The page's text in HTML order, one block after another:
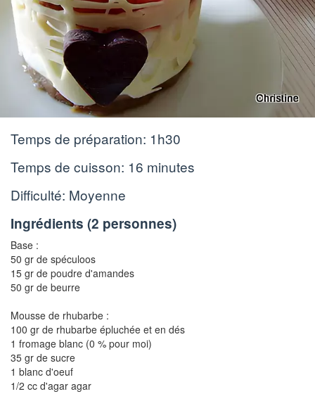
Temps de préparation: 1h30
Temps de cuisson: 16 minutes
Difficulté: Moyenne
Ingrédients (2 personnes)
Base :
50 gr de spéculoos
15 gr de poudre d'amandes
50 gr de beurre
Mousse de rhubarbe :
100 gr de rhubarbe épluchée et en dés
1 fromage blanc (0 % pour moi)
35 gr de sucre
1 blanc d'oeuf
1/2 cc d'agar agar